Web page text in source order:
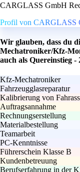
CARGLASS GmbH
Profil von CARGLASS
Wir glauben, dass du
Mechatroniker/Kfz-
auch als Quereinstieg
Kfz-Mechatroniker
Fahrzeugglasreparatur
Kalibrierung von
Auftragsannahme
Rechnungserstellung
Materialbestellung
Teamarbeit
PC-Kenntnisse
Führerschein Klasse B
Kundenbetreuung
Berufserfahrung in der